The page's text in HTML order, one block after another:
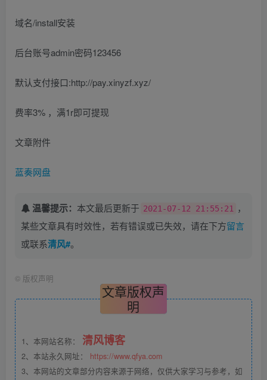
域名/install安装
后台账号admin密码123456
默认支付接口:http://pay.xinyzf.xyz/
费率3% ，满1r即可提现
文章附件
蓝奏网盘
温馨提示： 本文最后更新于 2021-07-12 21:55:21
，
某些文章具有时效性，若有错误或已失效，请在下方留言
或联系清风#。
© 版权声明
文章版权声
明
1、本网站名称： 清风博客
2、本站永久网址： https://www.qfya.com
3、本网站的文章部分内容来源于网络，仅供大家学习与参考，如